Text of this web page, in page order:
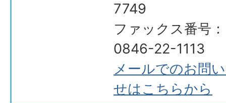
7749
ファックス番号：
0846-22-1113
メールでのお問
せはこちらから